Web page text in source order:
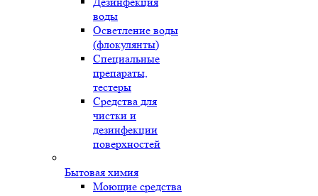
воды
Осветление воды
(флокулянты)
Специальные
препараты,
тестеры
Средства для
чистки и
дезинфекции
поверхностей
Бытовая химия
Моющие средства